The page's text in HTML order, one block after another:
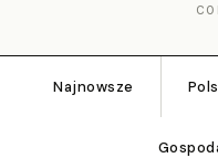
Najnowsze